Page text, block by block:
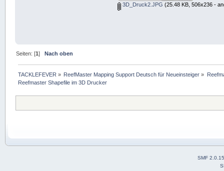
3D_Druck2.JPG (25.48 KB, 506x236 -
Seiten: [1]Nach oben
TACKLEFEVER » ReefMaster Mapping Support Deutsch für Neueinsteiger »
Reefmaster Shapefile im 3D Drucker
SMF 2.0.15